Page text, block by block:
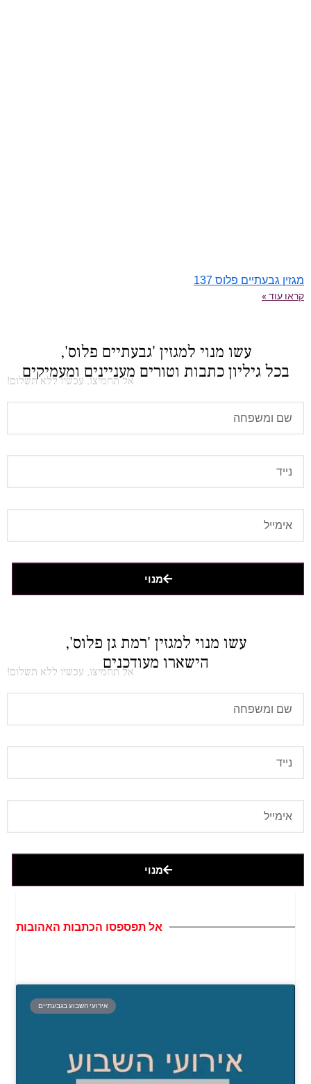
מגזין גבעתיים פלוס 137
קראו עוד »
עשו מנוי למגזין 'גבעתיים פלוס',
בכל גיליון כתבות וטורים מעניינים ומעמיקים
אל תחמיצו, עכשיו ללא תשלום!
מנוי
עשו מנוי למגזין 'רמת גן פלוס',
הישארו מעודכניםאל תחמיצו, עכשיו ללא תשלום!
מנוי
אל תפספסו הכתבות האהובות
אירועי השבוע בגבעתיים